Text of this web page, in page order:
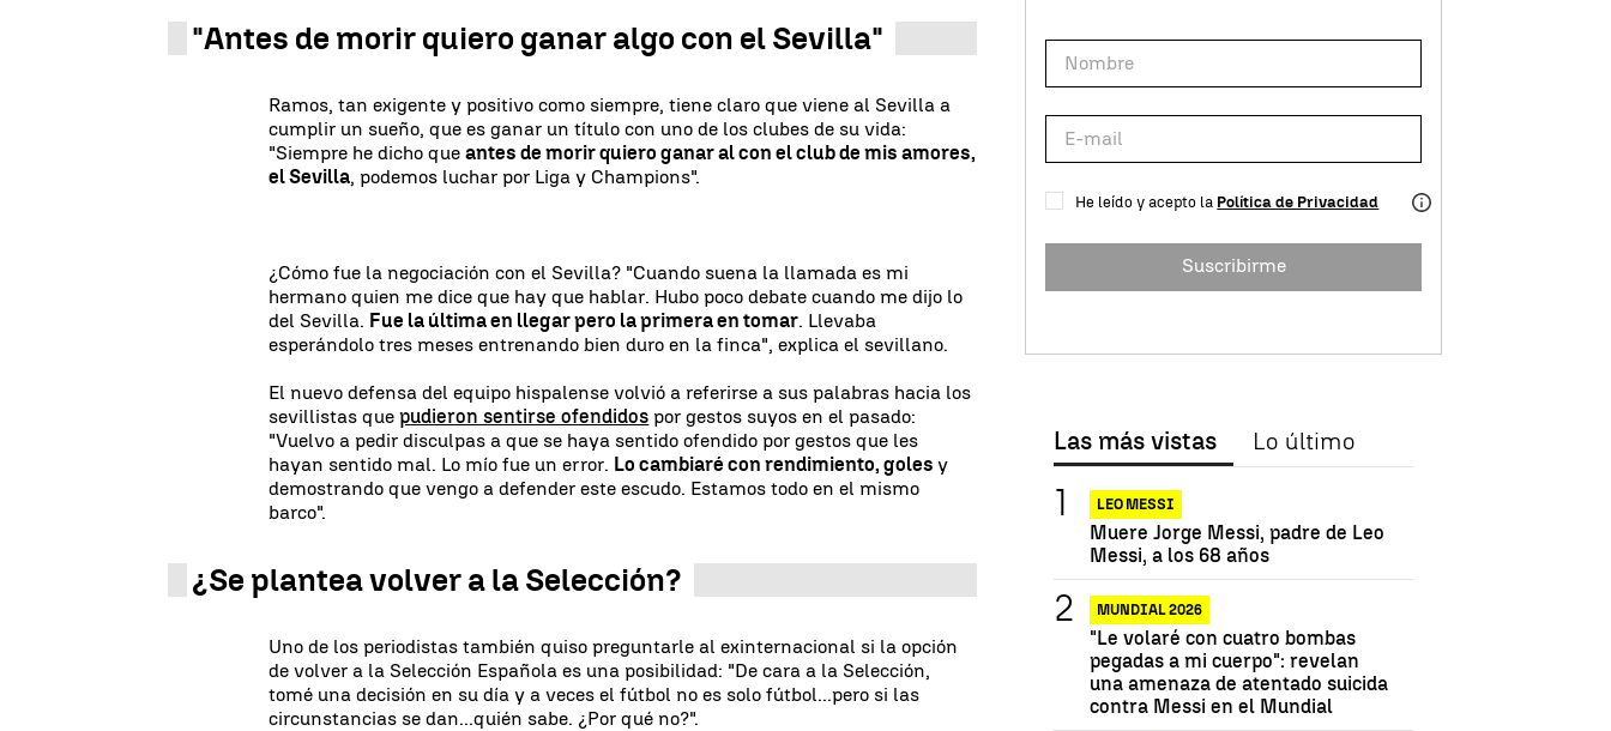
"Antes de morir quiero ganar algo con el Sevilla"
Ramos, tan exigente y positivo como siempre, tiene claro que viene al Sevilla a
cumplir un sueño, que es ganar un título con uno de los clubes de su vida:
"Siempre he dicho queantes de morir quiero ganar al con el club de mis amores,
el Sevilla, podemos luchar por Liga y Champions".
¿Cómo fue la negociación con el Sevilla? "Cuando suena la llamada es mi
hermano quien me dice que hay que hablar. Hubo poco debate cuando me dijo lo
del Sevilla. Fue la última en llegar pero la primera en tomar. Llevaba
esperándolo tres meses entrenando bien duro en la finca", explica el sevillano.
El nuevo defensa del equipo hispalense volvió a referirse a sus palabras hacia los
sevillistas quepudieron sentirse ofendidos por gestos suyos en el pasado:
"Vuelvo a pedir disculpas a que se haya sentido ofendido por gestos que les
hayan sentido mal. Lo mío fue un error. Lo cambiaré con rendimiento, golesy
demostrando que vengo a defender este escudo. Estamos todo en el mismo
barco".
¿Se plantea volver a la Selección?
Uno de los periodistas también quiso preguntarle al exinternacional si la opción
de volver a la Selección Española es una posibilidad: "De cara a la Selección,
tomé una decisión en su día y a veces el fútbol no es solo fútbol...pero si las
circunstancias se dan...quién sabe. ¿Por qué no?".
He leído y acepto la Política de Privacidad
Suscribirme
Las más vistas Lo último
LEO MESSI
Muere Jorge Messi, padre de Leo
Messi, a los 68 años
MUNDIAL 2026
"Le volaré con cuatro bombas
pegadas a mi cuerpo": revelan
una amenaza de atentado suicida
contra Messi en el Mundial